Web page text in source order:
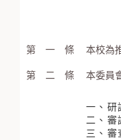
第 一 條 本校為
第 二 條 本委員
一、研
二、審
三、審